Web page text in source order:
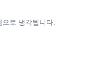
로 냉각됩니다.